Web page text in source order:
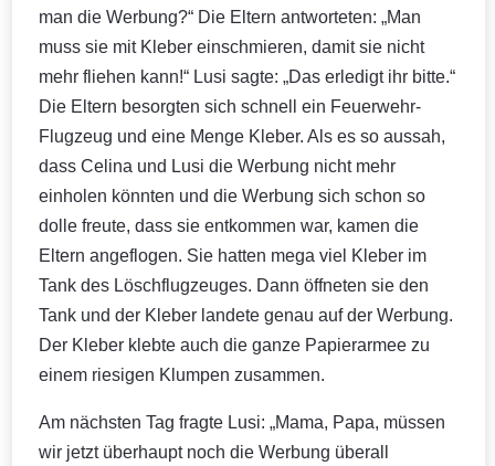
man die Werbung?“ Die Eltern antworteten: „Man
muss sie mit Kleber einschmieren, damit sie nicht
mehr fliehen kann!“ Lusi sagte: „Das erledigt ihr bitte.“
Die Eltern besorgten sich schnell ein Feuerwehr-
Flugzeug und eine Menge Kleber. Als es so aussah,
dass Celina und Lusi die Werbung nicht mehr
einholen könnten und die Werbung sich schon so
dolle freute, dass sie entkommen war, kamen die
Eltern angeflogen. Sie hatten mega viel Kleber im
Tank des Löschflugzeuges. Dann öffneten sie den
Tank und der Kleber landete genau auf der Werbung.
Der Kleber klebte auch die ganze Papierarmee zu
einem riesigen Klumpen zusammen.
Am nächsten Tag fragte Lusi: „Mama, Papa, müssen
wir jetzt überhaupt noch die Werbung überall